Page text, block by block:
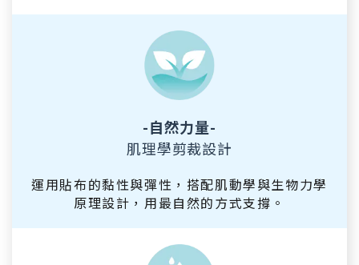
-自然力量-
肌理學剪裁設計
運用貼布的黏性與彈性，搭配肌動學與生物力學
原理設計，用最自然的方式支撐。